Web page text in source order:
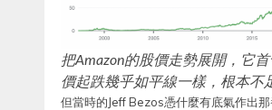
把Amazon的股價走勢展開，它
價起跌幾乎如平線一樣，根本不
但當時的Jeff Bezos憑什麼有底氣作出